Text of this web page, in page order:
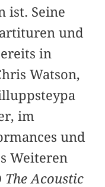
ist. Seine
und
in
Watson,
im
und
Weiteren
The Acoustic